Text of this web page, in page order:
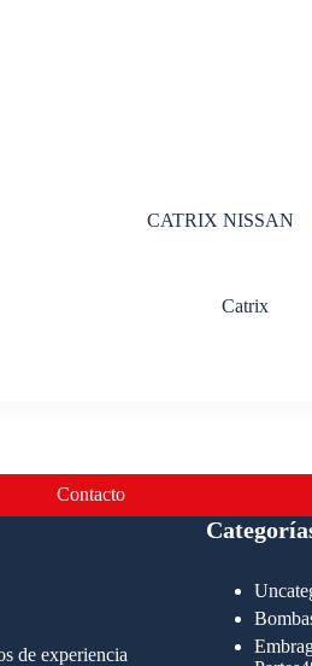
CATRIX NISSAN
Catrix
Contacto
de experiencia